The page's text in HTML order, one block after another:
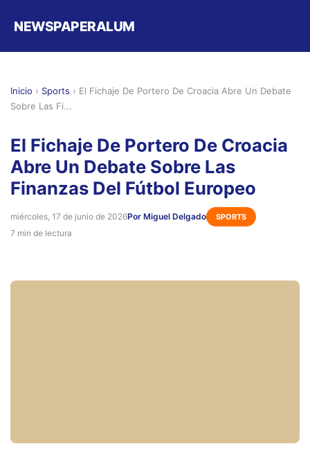
NEWSPAPERALUM
Inicio › Sports › El Fichaje De Portero De Croacia Abre Un Debate
Sobre Las Fi...
El Fichaje De Portero De Croacia
Abre Un Debate Sobre Las
Finanzas Del Fútbol Europeo
miércoles, 17 de junio de 2026Por Miguel Delgado SPORTS
7 min de lectura